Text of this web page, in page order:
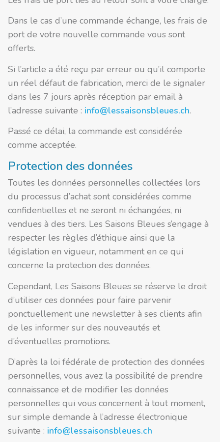
Dans le cas d’une commande échange, les frais de
port de votre nouvelle commande vous sont
offerts.
Si l’article a été reçu par erreur ou qu’il comporte
un réel défaut de fabrication, merci de le signaler
dans les 7 jours après réception par email à
l’adresse suivante : info@lessaisonsbleues.ch.
Passé ce délai, la commande est considérée
comme acceptée.
Protection des données
Toutes les données personnelles collectées lors
du processus d’achat sont considérées comme
confidentielles et ne seront ni échangées, ni
vendues à des tiers. Les Saisons Bleues s’engage à
respecter les règles d’éthique ainsi que la
législation en vigueur, notamment en ce qui
concerne la protection des données.
Cependant, Les Saisons Bleues se réserve le droit
d’utiliser ces données pour faire parvenir
ponctuellement une newsletter à ses clients afin
de les informer sur des nouveautés et
d’éventuelles promotions.
D’après la loi fédérale de protection des données
personnelles, vous avez la possibilité de prendre
connaissance et de modifier les données
personnelles qui vous concernent à tout moment,
sur simple demande à l’adresse électronique
suivante : info@lessaisonsbleues.ch